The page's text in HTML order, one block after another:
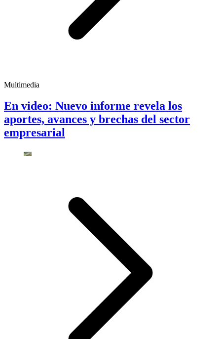
Multimedia
En video: Nuevo informe revela los
aportes, avances y brechas del sector
empresarial